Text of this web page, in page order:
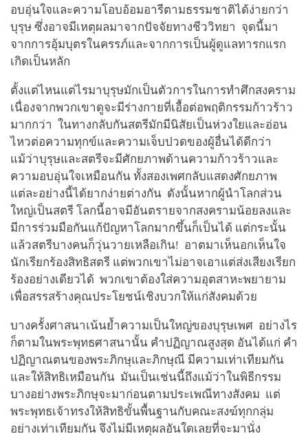
อบอุ่นใจและความโอบอ้อมอารีตามธรรมชาติได้ง่ายกว่า
บุรุษ ซึ่งอาจมีเหตุผลมาจากปัจจัยทางชีววิทยา จุดนี้มา
จากการอุ้มบุตรในครรภ์และจากการเป็นผู้ดูแลทารกแรก
เกิดเป็นหลัก
ตั้งแต่ไหนแต่ไรมาบุรุษมักเป็นตัวการในการทำศึกสงคราม
เนื่องจากพวกเขาดูจะมีร่างกายที่เอื้อต่อพฤติกรรมก้าวร้าว
มากกว่า ในทางกลับกันสตรีมักมีนิสัยเป็นห่วงใยและอ่อน
ไหวต่อความทุกข์และความเจ็บปวดของผู้อื่นได้ดีกว่า
แม้ว่าบุรุษและสตรีจะมีศักยภาพด้านความก้าวร้าวและ
ความอบอุ่นใจเหมือนกัน ทั้งสองเพศกลับแสดงศักยภาพ
แต่ละอย่างนี้ได้ยากง่ายต่างกัน ดังนั้นหากผู้นำโลกส่วน
ใหญ่เป็นสตรี โลกนี้อาจมีอันตรายจากสงครามน้อยลงและ
มีการร่วมมือกันแก้ปัญหาโลกมากขึ้นก็เป็นได้ แต่กระนั้น
แล้วสตรีบางคนก็วุ่นวายเหลือเกิน! อาตมาเห็นอกเห็นใจ
นักเรียกร้องสิทธิสตรี แต่พวกเขาไม่อาจเอาแต่ส่งเสียงเรียก
ร้องอย่างเดียวได้ พวกเขาต้องใส่ความอุตสาหะพยายาม
เพื่อสรรสร้างคุณประโยชน์เชิงบวกให้แก่สังคมด้วย
บางครั้งศาสนาเน้นย้ำความเป็นใหญ่ของบุรุษเพศ อย่างไร
ก็ตามในพระพุทธศาสนานั้น คำปฏิญาณสูงสุด อันได้แก่ คำ
ปฏิญาณตนของพระภิกษุและภิกษุณี มีความเท่าเทียมกัน
และให้สิทธิเหมือนกัน มันเป็นเช่นนี้ถึงแม้ว่าในพิธีกรรม
บางอย่างพระภิกษุจะมาก่อนตามประเพณีทางสังคม แต่
พระพุทธเจ้าทรงให้สิทธิขั้นพื้นฐานกับคณะสงฆ์ทุกกลุ่ม
อย่างเท่าเทียมกัน จึงไม่มีเหตุผลอันใดเลยที่จะมานั่ง